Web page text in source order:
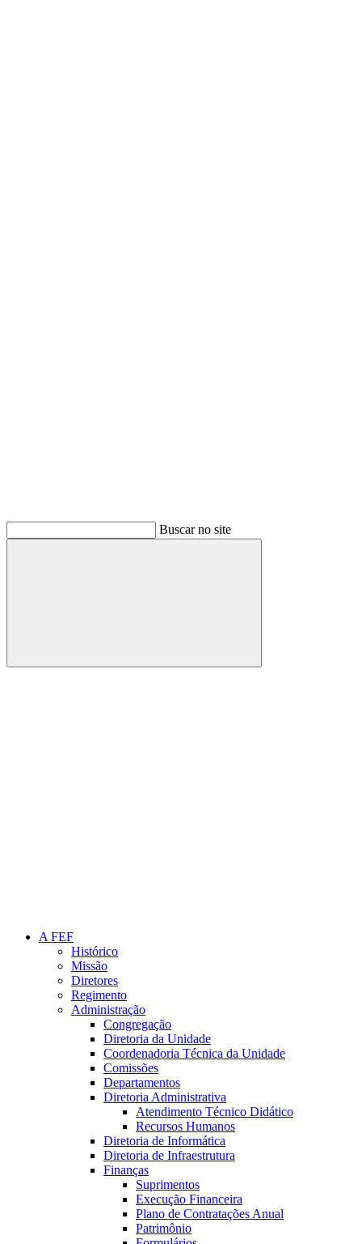
Buscar no site
Buscar
A FEF
Histórico
Missão
Diretores
Regimento
Administração
Congregação
Diretoria da Unidade
Coordenadoria Técnica da Unidade
Comissões
Departamentos
Diretoria Administrativa
Atendimento Técnico Didático
Recursos Humanos
Diretoria de Informática
Diretoria de Infraestrutura
Finanças
Suprimentos
Execução Financeira
Plano de Contratações Anual
Patrimônio